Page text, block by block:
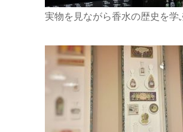
実物を見ながら香水の歴史を学